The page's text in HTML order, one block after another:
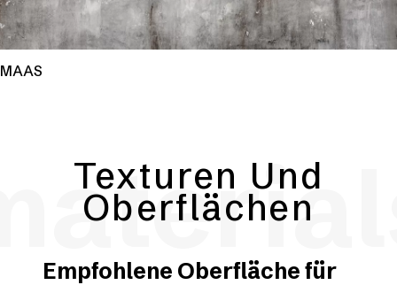
MAAS
Texturen Und
Oberflächen
Empfohlene Oberfläche für